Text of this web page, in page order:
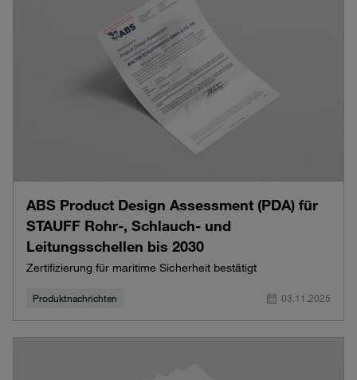
ABS Product Design Assessment (PDA) für
STAUFF Rohr-, Schlauch- und
Leitungsschellen bis 2030
Zertifizierung für maritime Sicherheit bestätigt
Produktnachrichten 03.11.2025